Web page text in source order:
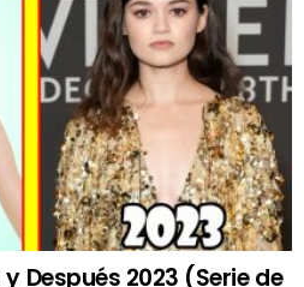
Después 2023 (Serie de